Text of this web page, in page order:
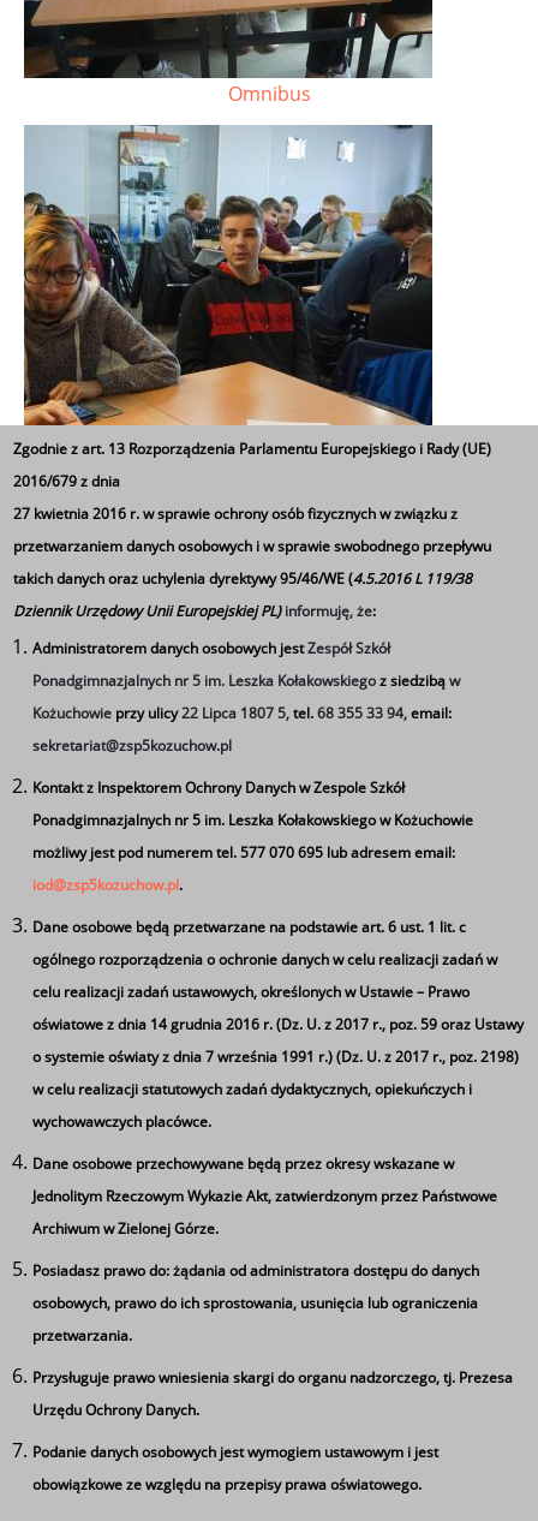
Omnibus
Tydzień Kariery w Piątce
Narodowe czytanie
V Nowosolskie Targi Pracy i Edukacji
Ta strona wykorzystuje pliki cookie
Używamy informacji zapisanych za pomocą plików
korzystaniu z naszego serwisu. Mogą też korzystać z nich
współpracujące z nami firmy badawcze oraz reklamowe.
Jeżeli wyrażasz zgodę na zapisywanie informacji zawartej
w cookies kliknij na przycisk 'zgadzam się'. Jeśli nie
Zgodnie z art. 13 Rozporządzenia Parlamentu Europejskiego i Rady (UE)
2016/679 z dnia
27 kwietnia 2016 r. w sprawie ochrony osób fizycznych w związku z
przetwarzaniem danych osobowych i w sprawie swobodnego przepływu
takich danych oraz uchylenia dyrektywy 95/46/WE (4.5.2016 L 119/38
Dziennik Urzędowy Unii Europejskiej PL)informuję, że:
Administratorem danych osobowych jestZespół Szkół
Ponadgimnazjalnych nr 5 im. Leszka Kołakowskiegoz siedzibąw
Kożuchowie przy ulicy22 Lipca 1807 5,tel.68 355 33 94,email:
sekretariat@zsp5kozuchow.pl
Kontakt z Inspektorem Ochrony Danych w Zespole Szkół
Ponadgimnazjalnych nr 5 im. Leszka Kołakowskiego w Kożuchowie
możliwy jest pod numerem tel. 577 070 695 lub adresem email:
iod@zsp5kozuchow.pl.
Dane osobowe będą przetwarzane na podstawie art. 6 ust. 1 lit. c
ogólnego rozporządzenia o ochronie danych w celu realizacji zadań w
celu realizacji zadań ustawowych, określonych w Ustawie – Prawo
oświatowe z dnia 14 grudnia 2016 r. (Dz. U. z 2017 r., poz. 59 oraz Ustawy
o systemie oświaty z dnia 7 września 1991 r.) (Dz. U. z 2017 r., poz. 2198)
w celu realizacji statutowych zadań dydaktycznych, opiekuńczych i
wychowawczych placówce.
Dane osobowe przechowywane będą przez okresy wskazane w
Jednolitym Rzeczowym Wykazie Akt, zatwierdzonym przez Państwowe
Archiwum w Zielonej Górze.
Posiadasz prawo do: żądania od administratora dostępu do danych
osobowych, prawo do ich sprostowania, usunięcia lub ograniczenia
przetwarzania.
Przysługuje prawo wniesienia skargi do organu nadzorczego, tj. Prezesa
Urzędu Ochrony Danych.
Podanie danych osobowych jest wymogiem ustawowym i jest
obowiązkowe ze względu na przepisy prawa oświatowego.